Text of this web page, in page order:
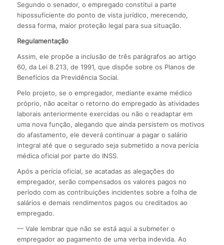
Segundo o senador, o empregado constitui a parte
hipossuficiente do ponto de vista jurídico, merecendo,
dessa forma, maior proteção legal para sua situação.
Regulamentação
Assim, ele propõe a inclusão de três parágrafos ao artigo
60, da Lei 8.213, de 1991, que dispõe sobre os Planos de
Benefícios da Previdência Social.
Pelo projeto, se o empregador, mediante exame médico
próprio, não aceitar o retorno do empregado às atividades
laborais anteriormente exercidas ou não o readaptar em
uma nova função, alegando que ainda persistem os motivos
do afastamento, ele deverá continuar a pagar o salário
integral até que o segurado seja submetido a nova perícia
médica oficial por parte do INSS.
Após a perícia oficial, se acatadas as alegações do
empregador, serão compensados os valores pagos no
período com as contribuições incidentes sobre a folha de
salários e demais rendimentos pagos ou creditados ao
empregado.
— Vale lembrar que não se está aqui a submeter o
empregador ao pagamento de uma verba indevida. Ao